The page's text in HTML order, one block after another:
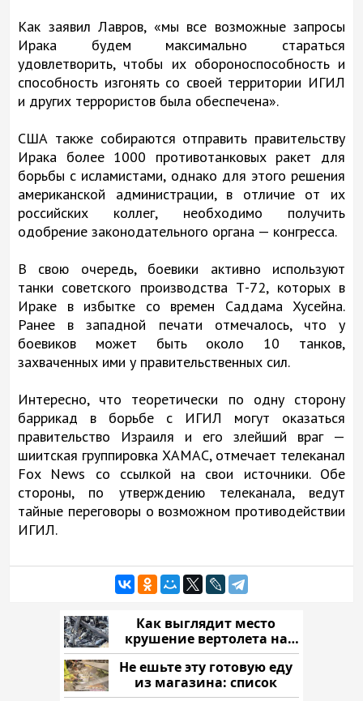
Как заявил Лавров, «мы все возможные запросы
Ирака будем максимально стараться
удовлетворить, чтобы их обороноспособность и
способность изгонять со своей территории ИГИЛ
и других террористов была обеспечена».
США также собираются отправить правительству
Ирака более 1000 противотанковых ракет для
борьбы с исламистами, однако для этого решения
американской администрации, в отличие от их
российских коллег, необходимо получить
одобрение законодательного органа — конгресса.
В свою очередь, боевики активно используют
танки советского производства Т-72, которых в
Ираке в избытке со времен Саддама Хусейна.
Ранее в западной печати отмечалось, что у
боевиков может быть около 10 танков,
захваченных ими у правительственных сил.
Интересно, что теоретически по одну сторону
баррикад в борьбе с ИГИЛ могут оказаться
правительство Израиля и его злейший враг —
шиитская группировка ХАМАС, отмечает телеканал
Fox News со ссылкой на свои источники. Обе
стороны, по утверждению телеканала, ведут
тайные переговоры о возможном противодействии
ИГИЛ.
Как выглядит место
крушение вертолета на
Кавказе: смотреть
Не ешьте эту готовую еду
из магазина: список